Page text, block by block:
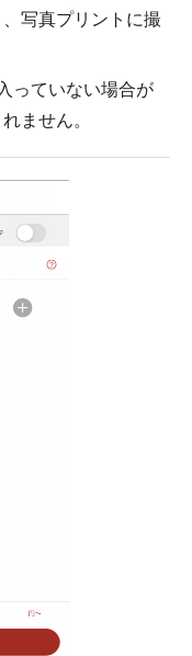
写真プリントに撮
っていない場合が
ません。